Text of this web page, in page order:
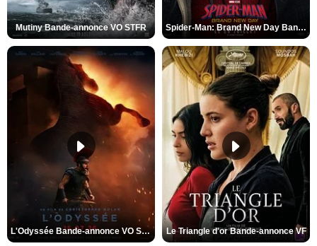
Mutiny Bande-annonce VO STFR Spider-Man: Brand New Day Bande-annonce VO STFR
L'Odyssée Bande-annonce VO STFR Le Triangle d'or Bande-annonce VF